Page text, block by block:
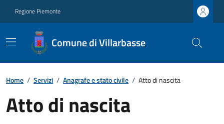
Regione Piemonte
Comune di Villarbasse
Home / Servizi / Anagrafe e stato civile / Atto di nascita
Atto di nascita